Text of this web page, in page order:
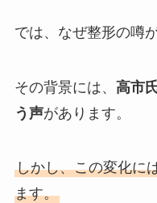
では、なぜ整形の噂
その背景には、 高市
う声があります。
しかし、この変化に
ます。